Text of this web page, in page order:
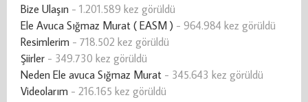
Bize Ulaşın - 1.201.589 kez görüldü
Ele Avuca Sığmaz Murat ( EASM ) - 964.984 kez görüldü
Resimlerim - 718.502 kez görüldü
Şiirler - 349.730 kez görüldü
Neden Ele avuca Sığmaz Murat - 345.643 kez görüldü
Videolarım - 216.165 kez görüldü